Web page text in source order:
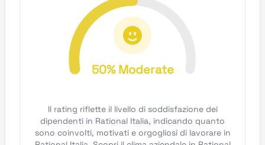
50% Moderate
Il rating riflette il livello di soddisfazione dei
dipendenti in Rational Italia, indicando quanto
sono coinvolti, motivati e orgogliosi di lavorare in